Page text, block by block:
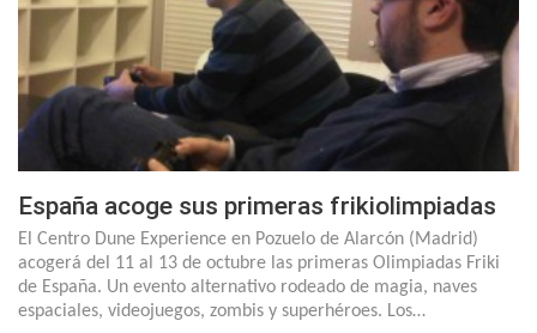
España acoge sus primeras frikiolimpiadas
El Centro Dune Experience en Pozuelo de Alarcón (Madrid)
acogerá del 11 al 13 de octubre las primeras Olimpiadas Friki
de España. Un evento alternativo rodeado de magia, naves
espaciales, videojuegos, zombis y superhéroes. Los…